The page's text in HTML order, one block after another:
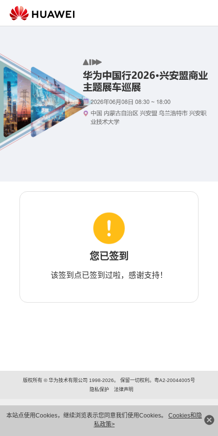
本站点使用Cookies，继续浏览表示您同意我们使用Cookies。 Cookies和隐
私政策>
您已签到
该签到点已签到过啦，感谢支持！
版权所有 © 华为技术有限公司 1998-2026。 保留一切权利。粤A2-20044005号
隐私保护
法律声明